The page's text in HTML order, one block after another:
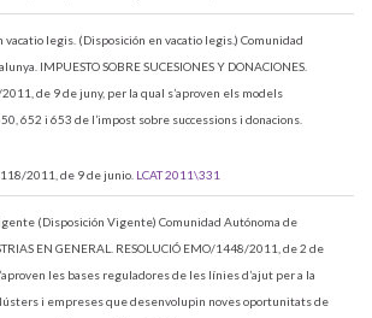
(Disposición en vacatio legis.) Comunidad
IMPUESTO SOBRE SUCESIONES Y DONACIONES.
de 9 de juny, per la qual s’aproven els models
652 i 653 de l’impost sobre successions i donacions.
2011, de 9 de junio. LCAT 2011\331
(Disposición Vigente) Comunidad Autónoma de
EN GENERAL. RESOLUCIÓ EMO/1448/2011, de 2 de
les bases reguladores de les línies d’ajut per a la
i empreses que desenvolupin noves oportunitats de